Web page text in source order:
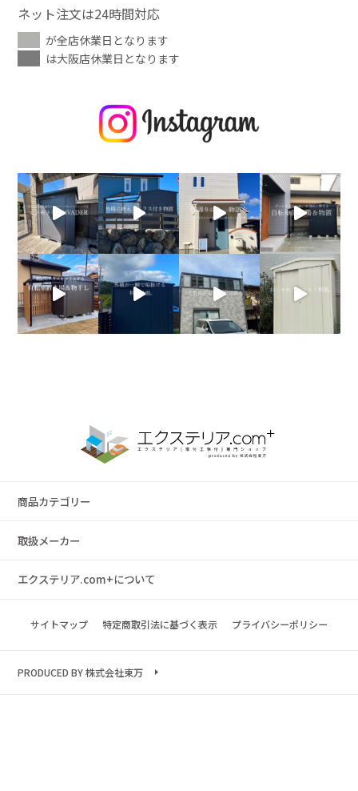
ネット注文は24時間対応
が全店休業日となります
は大阪店休業日となります
商品カテゴリー
取扱メーカー
エクステリア.com+について
サイトマップ 特定商取引法に基づく表示 プライバシーポリシー
PRODUCED BY 株式会社東万